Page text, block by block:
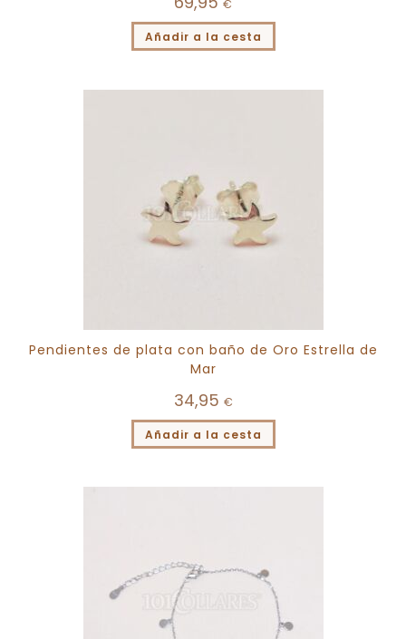
€
Añadir a la cesta
Pendientes de plata con baño de Oro Estrella de
Mar
34,95 €
Añadir a la cesta